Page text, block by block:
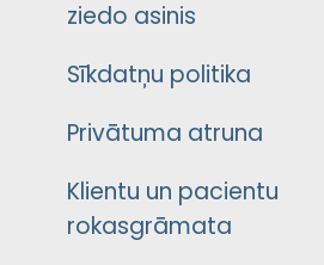
ziedo asinis
Sīkdatņu politika
Privātuma atruna
Klientu un pacientu
rokasgrāmata